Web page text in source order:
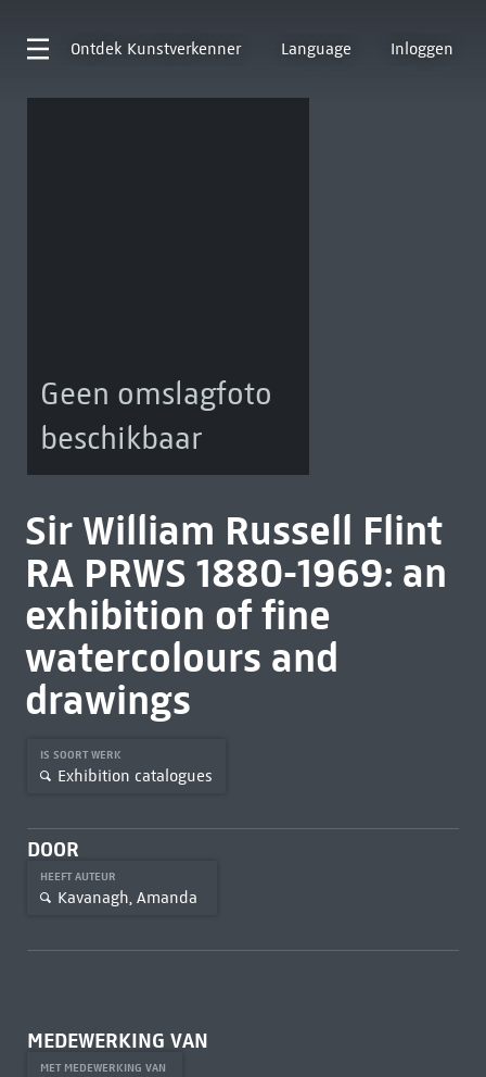
Ontdek Kunstverkenner Language Inloggen
Geen omslagfoto
beschikbaar
Sir William Russell Flint
RA PRWS 1880-1969: an
exhibition of fine
watercolours and
drawings
IS SOORT WERK
Exhibition catalogues
DOOR
HEEFT AUTEUR
Kavanagh, Amanda
MEDEWERKING VAN
MET MEDEWERKING VAN